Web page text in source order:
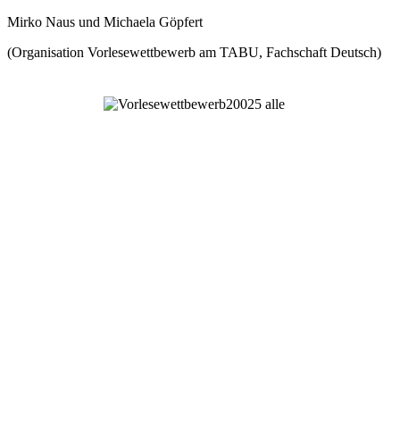
Mirko Naus und Michaela Göpfert
(Organisation Vorlesewettbewerb am TABU, Fachschaft Deutsch)